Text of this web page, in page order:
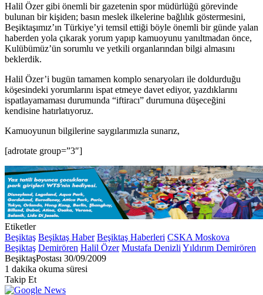
Halil Özer gibi önemli bir gazetenin spor müdürlüğü görevinde
bulunan bir kişiden; basın meslek ilkelerine bağlılık göstermesini,
Beşiktaşımız’ın Türkiye’yi temsil ettiği böyle önemli bir günde yalan
haberden yola çıkarak yorum yapıp kamuoyunu yanıltmadan önce,
Kulübümüz’ün sorumlu ve yetkili organlarından bilgi almasını
beklerdik.
Halil Özer’i bugün tamamen komplo senaryoları ile doldurduğu
köşesindeki yorumlarını ispat etmeye davet ediyor, yazdıklarını
ispatlayamaması durumunda “iftiracı” durumuna düşeceğini
kendisine hatırlatıyoruz.
Kamuoyunun bilgilerine saygılarımızla sunarız,
[adrotate group=”3″]
Etiketler
Beşiktaş Beşiktaş Haber Beşiktaş Haberleri CSKA Moskova
Beşiktaş Demirören Halil Özer Mustafa Denizli Yıldırım Demirören
BeşiktaşPostası Bir
e-
göndermek
30/09/2009
1 dakika okuma süresi
Takip Et